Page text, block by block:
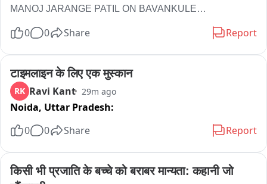
MANOJ JARANGE PATIL ON BAVANKULE
- कुछ भी जरूरी नहीं होने पर मराठ्य के रास्ते पर जाना
- मराठाओं का रास्ता बिगाड़ने के लिए मंत्री पद का दुरुपयोग कर रहा है
- और सभी पक्षों के मराठा सांसद/मंत्री कुछ नहीं बोलते
- शिरसाट और बावनकुले ने प्रमाणपत्र रद्द करवा दिए
- फडणवीस, एकनाथ शिंदे को कितना भी तुनकमिजाज कहा जाए, लेकिन
उनका प्रभुत्व नहीं टूटेगा
- एकनाथ शिंदे के अनुसार: आप गलत कदम उठाए हैं… मैं एकनाथ शिंदे को
बड़ा सम्मान देता हूँ
- उन्होंने मराठाओं के रिकॉर्ड खंगाले… समिति गठित की… 58 लाख रिकॉर्ड
0 0 Share Report
टाइमलाइन के लिए एक मुस्कान
RK Ravi Kant 29m ago
Noida, Uttar Pradesh:
0
0 Share Report
किसी भी प्रजाति के बच्चे को बराबर मान्यता: कहानी जो